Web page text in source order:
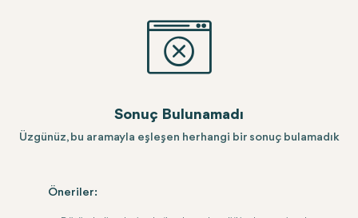
WhatsApp
Sonuç Bulunamadı
Üzgünüz, bu aramayla eşleşen herhangi bir sonuç bulamadık
Öneriler: